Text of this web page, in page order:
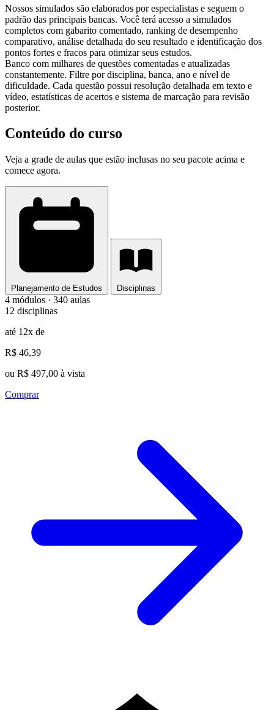
Nossos simulados são elaborados por especialistas e seguem o
padrão das principais bancas. Você terá acesso a simulados
completos com gabarito comentado, ranking de desempenho
comparativo, análise detalhada do seu resultado e identificação dos
pontos fortes e fracos para otimizar seus estudos.
Banco com milhares de questões comentadas e atualizadas
constantemente. Filtre por disciplina, banca, ano e nível de
dificuldade. Cada questão possui resolução detalhada em texto e
vídeo, estatísticas de acertos e sistema de marcação para revisão
posterior.
Conteúdo do curso
Veja a grade de aulas que estão inclusas no seu pacote acima e
comece agora.
Planejamento de Estudos Disciplinas
4 módulos · 340 aulas
12 disciplinas
até 12x de
R$ 46,39
ou R$ 497,00 à vista
Comprar